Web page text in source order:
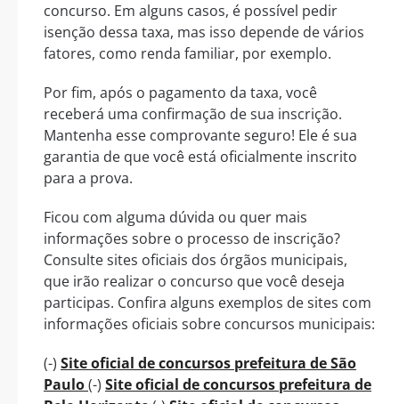
concurso. Em alguns casos, é possível pedir
isenção dessa taxa, mas isso depende de vários
fatores, como renda familiar, por exemplo.
Por fim, após o pagamento da taxa, você
receberá uma confirmação de sua inscrição.
Mantenha esse comprovante seguro! Ele é sua
garantia de que você está oficialmente inscrito
para a prova.
Ficou com alguma dúvida ou quer mais
informações sobre o processo de inscrição?
Consulte sites oficiais dos órgãos municipais,
que irão realizar o concurso que você deseja
participas. Confira alguns exemplos de sites com
informações oficiais sobre concursos municipais:
(-) Site oficial de concursos prefeitura de São
Paulo(-) Site oficial de concursos prefeitura de